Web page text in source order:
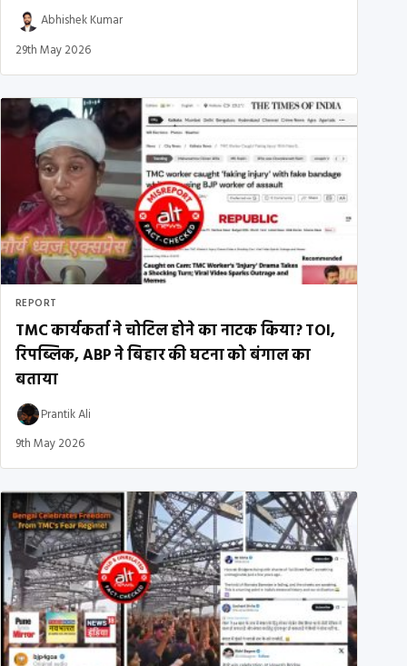
Abhishek Kumar
29th May 2026
REPORT
TMC कार्यकर्ता ने चोटिल होने का नाटक किया? TOI,
रिपब्लिक, ABP ने बिहार की घटना को बंगाल का
बताया
Prantik Ali
9th May 2026